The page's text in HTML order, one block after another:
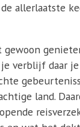
allerlaatste
verblijf daar
land.